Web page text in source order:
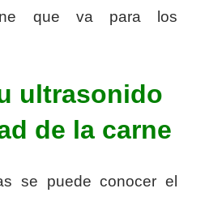
que va para los
ultrasonido
de la carne
se puede conocer el